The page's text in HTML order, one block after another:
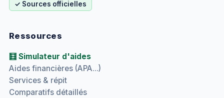
✓ Sources officielles
Ressources
🧮 Simulateur d'aides
Aides financières (APA...)
Services & répit
Comparatifs détaillés